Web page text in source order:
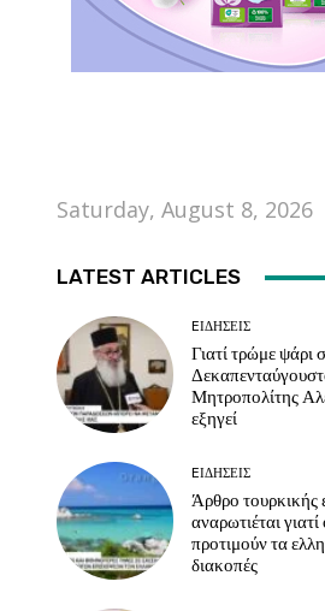
Saturday, August 8, 2026
LATEST ARTICLES
EΙΔΗΣΕΙΣ
Γιατί τρώμε ψάρι
Μητροπολίτης
εξηγεί
EΙΔΗΣΕΙΣ
Άρθρο τουρκικής
αναρωτιέται
προτιμούν τα
διακοπές